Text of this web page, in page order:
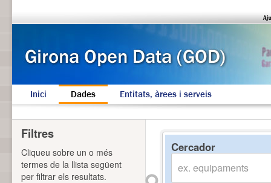
Inici Dades Entitats, àrees i serveis
Cercador
Filtres
Cliqueu sobre un o més
termes de la llista següent
per filtrar els resultats.